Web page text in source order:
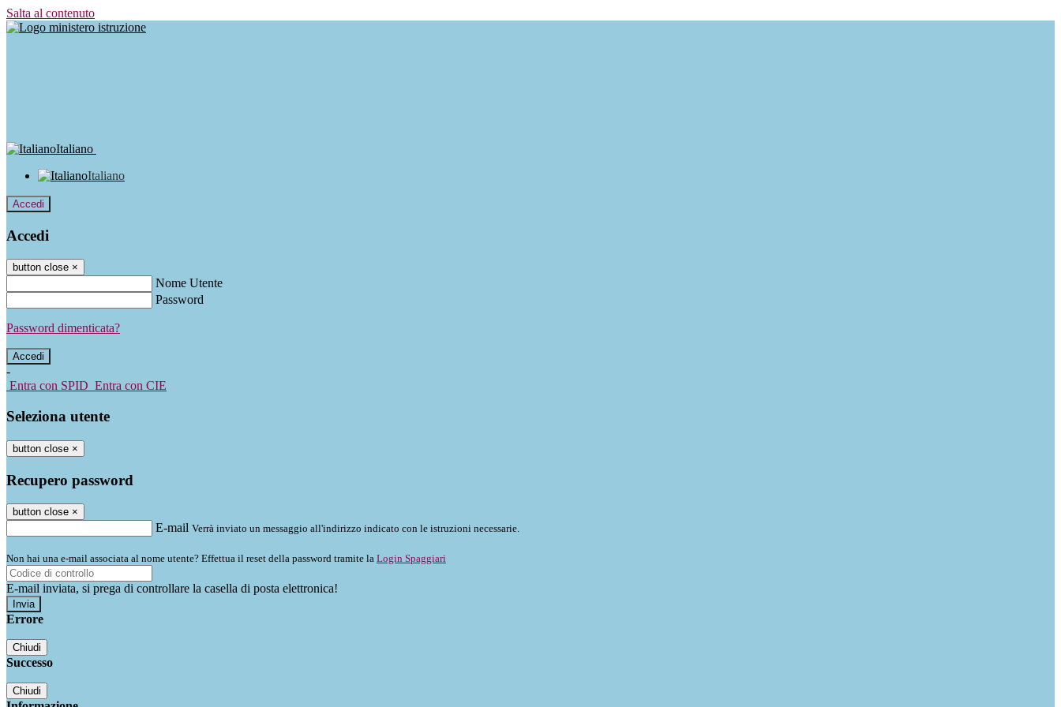
Salta al contenuto
Italiano
Italiano
Accedi
Accedi
button close ×
Nome Utente
Password
Password dimenticata?
-
Entra con SPID Entra con CIE
Seleziona utente
button close ×
Recupero password
button close ×
E-mail Verrà inviato un messaggio all'indirizzo indicato con le istruzioni necessarie.
Non hai una e-mail associata al nome utente? Effettua il reset della password tramite la Login Spaggiari
E-mail inviata, si prega di controllare la casella di posta elettronica!
Errore
Chiudi
Successo
Chiudi